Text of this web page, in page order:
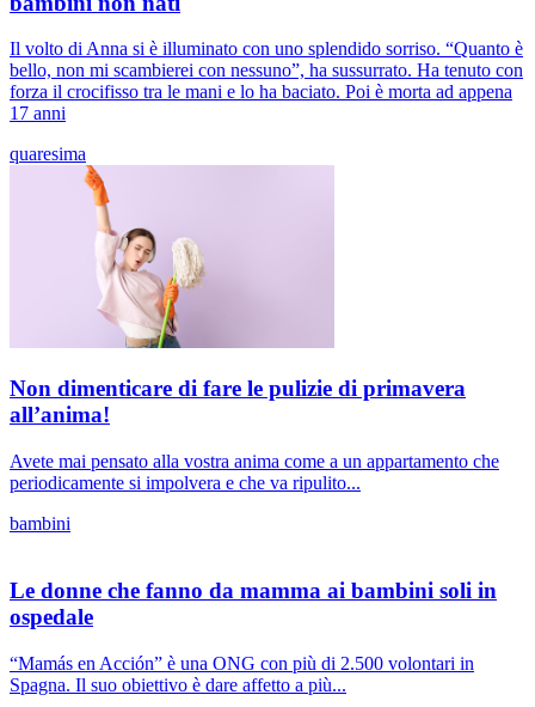
Il volto di Anna si è illuminato con uno splendido sorriso. “Quanto è
bello, non mi scambierei con nessuno”, ha sussurrato. Ha tenuto con
forza il crocifisso tra le mani e lo ha baciato. Poi è morta ad appena
17 anni
quaresima
Non dimenticare di fare le pulizie di primavera
all’anima!
Avete mai pensato alla vostra anima come a un appartamento che
periodicamente si impolvera e che va ripulito...
bambini
Le donne che fanno da mamma ai bambini soli in
ospedale
“Mamás en Acción” è una ONG con più di 2.500 volontari in
Spagna. Il suo obiettivo è dare affetto a più...